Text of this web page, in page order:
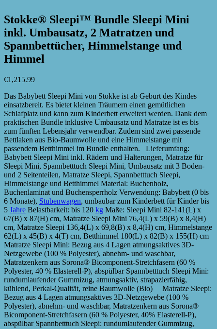
Stokke® Sleepi™ Bundle Sleepi Mini
inkl. Umbausatz, 2 Matratzen und
Spannbettücher, Himmelstange und
Himmel
€1,215.99
Das Babybett Sleepi Mini von Stokke ist ab Geburt des Kindes
einsatzbereit. Es bietet kleinen Träumern einen gemütlichen
Schlafplatz und kann zum Kinderbett erweitert werden. Dank dem
praktischen Bundle inklusive Umbausatz und Matratze ist es bis
zum fünften Lebensjahr verwendbar. Zudem sind zwei passende
Bettlaken aus Bio-Baumwolle und eine Himmelstange mit
passendem Betthimmel im Bundle enthalten. Lieferumfang:
Babybett Sleepi Mini inkl. Rädern und Halterungen, Matratze für
Sleepi Mini, Spannbetttuch Sleepi Mini, Umbausatz mit 3 Boden-
und 2 Seitenteilen, Matratze Sleepi, Spannbetttuch Sleepi,
Himmelstange und Betthimmel Material: Buchenholz,
Buchenlaminat und Buchensperrholz Verwendung: Babybett (0 bis
6 Monate), Stubenwagen, umbaubar zum Kinderbett für Kinder bis
5 Jahre Belastbarkeit: bis 120 kg Maße: Sleepi Mini 82-141(L) x
67(B) x 87(H) cm, Matratze Sleepi Mini 76,4(L) x 59(B) x 8,4(H)
cm, Matratze Sleepi 136,4(L) x 69,8(B) x 8,4(H) cm, Himmelstange
62(L) x 45(B) x 4(T) cm, Betthimmel 180(L) x 82(B) x 155(H) cm
Matratze Sleepi Mini: Bezug aus 4 Lagen atmungsaktives 3D-
Netzgewebe (100 % Polyester), abnehm- und waschbar,
Matratzenkern aus Sorona® Bicomponent-Stretchfasern (60 %
Polyester, 40 % Elasterell-P), abspülbar Spannbetttuch Sleepi Mini:
rundumlaufender Gummizug, atmungsaktiv, strapazierfähig,
kühlend, Perkal-Qualität, reine Baumwolle (Bio) Matratze Sleepi:
Bezug aus 4 Lagen atmungsaktives 3D-Netzgewebe (100 %
Polyester), abnehm- und waschbar, Matratzenkern aus Sorona®
Bicomponent-Stretchfasern (60 % Polyester, 40% Elasterell-P),
abspülbar Spannbetttuch Sleepi: rundumlaufender Gummizug,